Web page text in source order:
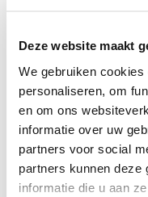
Deze website maakt
We gebruiken
personaliseren, om
en om ons
informatie over uw
partners voor social
partners kunnen deze
informatie die u aan
Nieuwsbrief
pdf
0.56MB
Download